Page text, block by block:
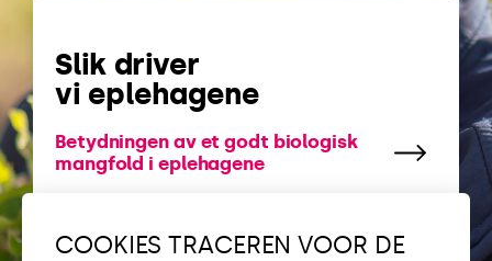
Slik driver
vi eplehagene
Betydningen av et godt biologisk
mangfold i eplehagene
COOKIES TRACEREN VOOR DE